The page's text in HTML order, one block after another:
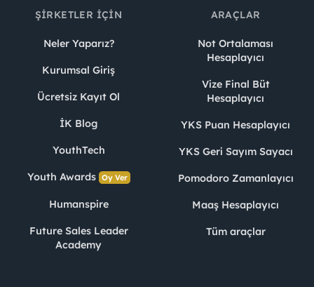
ŞIRKETLER İÇIN
Neler Yaparız?
Kurumsal Giriş
Ücretsiz Kayıt Ol
İK Blog
YouthTech
Youth Awards Oy Ver
Humanspire
Future Sales Leader
Academy
ARAÇLAR
Not Ortalaması
Hesaplayıcı
Vize Final Büt
Hesaplayıcı
YKS Puan Hesaplayıcı
YKS Geri Sayım Sayacı
Pomodoro Zamanlayıcı
Maaş Hesaplayıcı
Tüm araçlar